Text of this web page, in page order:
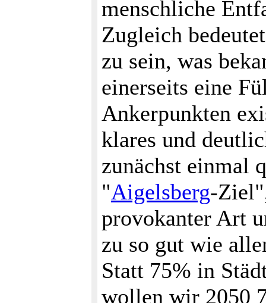
menschliche
Zugleich
zu sein, was
einerseits eine
Ankerpunkten
klares und
zunächst einmal
"Aigelsberg-
provokanter Art
zu so gut wie
Statt 75% in
wollen wir 2050